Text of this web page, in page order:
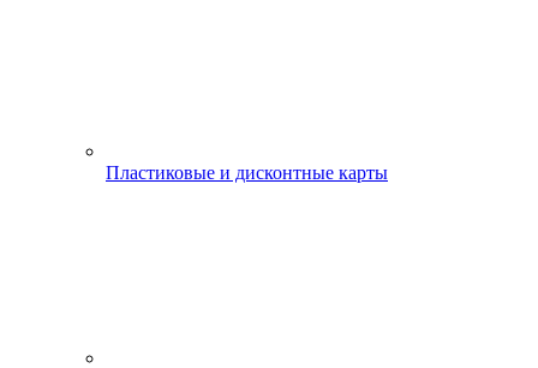
Пластиковые и дисконтные карты